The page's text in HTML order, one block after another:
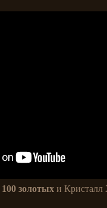
100 золотых и Кристалл